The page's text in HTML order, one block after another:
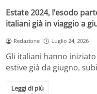
Estate 2024, l’esodo
italiani già in viaggio a
Redazione Luglio 24, 2026
Gli italiani hanno
estive già da giugno,
Leggi di più